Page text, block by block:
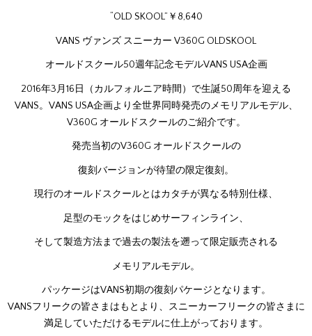
“OLD SKOOL”￥8,640
VANS ヴァンズ スニーカー V360G OLDSKOOL
オールドスクール50週年記念モデルVANS USA企画
2016年3月16日（カルフォルニア時間）で生誕50周年を迎える
VANS。VANS USA企画より全世界同時発売のメモリアルモデル、
V360G オールドスクールのご紹介です。
発売当初のV360G オールドスクールの
復刻バージョンが待望の限定復刻。
現行のオールドスクールとはカタチが異なる特別仕様、
足型のモックをはじめサーフィンライン、
そして製造方法まで過去の製法を遡って限定販売される
メモリアルモデル。
パッケージはVANS初期の復刻パケージとなります。
VANSフリークの皆さまはもとより、スニーカーフリークの皆さまに
満足していただけるモデルに仕上がっております。